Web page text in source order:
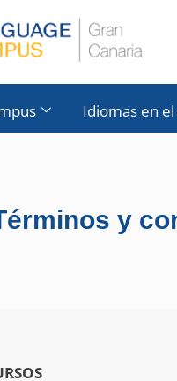
Idiomas en
y